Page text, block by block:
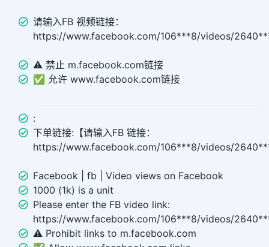
请输入FB 视频链接：
https://www.facebook.com/106***8/videos/
⚠️ 禁止 m.facebook.com链接
✅ 允许 www.facebook.com链接
:
下单链接:【请输入FB 链接：
https://www.facebook.com/106***8/videos/
Facebook | fb | Video views on Facebook
1000 (1k) is a unit
Please enter the FB video link:
https://www.facebook.com/106***8/videos/
⚠️ Prohibit links to m.facebook.com